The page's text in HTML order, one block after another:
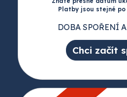
Platby jsou stejné po
DOBA SPOŘENÍ
Chci začít